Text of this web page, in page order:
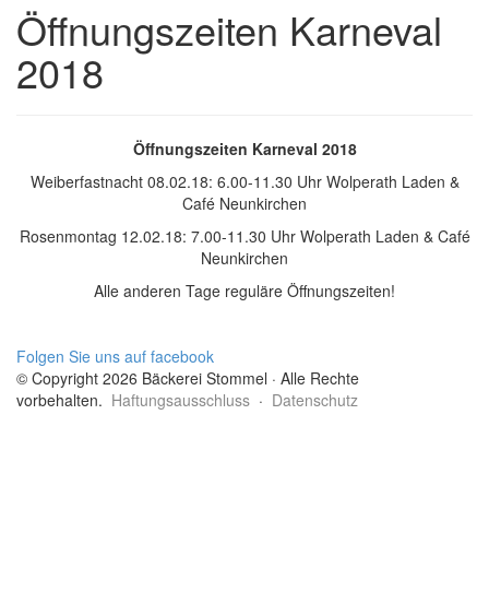
Öffnungszeiten Karneval
2018
Öffnungszeiten Karneval 2018
Weiberfastnacht 08.02.18: 6.00-11.30 Uhr Wolperath Laden &
Café Neunkirchen
Rosenmontag 12.02.18: 7.00-11.30 Uhr Wolperath Laden & Café
Neunkirchen
Alle anderen Tage reguläre Öffnungszeiten!
Folgen Sie uns auf facebook
© Copyright 2026 Bäckerei Stommel · Alle Rechte
vorbehalten. Haftungsausschluss · Datenschutz